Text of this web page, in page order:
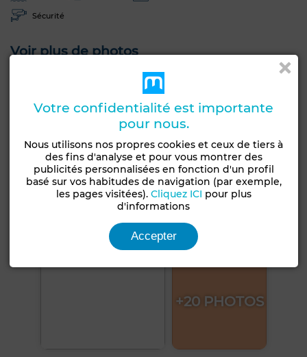
Sécurité
Voir plus de photos
+20 PHOTOS
Votre confidentialité est importante
pour nous.
Nous utilisons nos propres cookies et ceux de tiers à
des fins d'analyse et pour vous montrer des
publicités personnalisées en fonction d'un profil
basé sur vos habitudes de navigation (par exemple,
les pages visitées). Cliquez ICI pour plus
d'informations
Accepter